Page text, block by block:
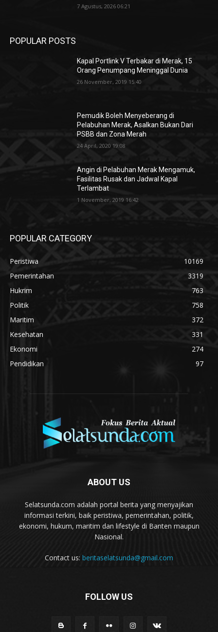
7 Agustus, 2026 06:21
POPULAR POSTS
Kapal Portlink V Terbakar di Merak, 15
Orang Penumpang Meninggal Dunia
26 November, 2019 15:40
Pemudik Boleh Menyeberang di
Pelabuhan Merak, Asalkan Bukan Dari
PSBB dan Zona Merah
24 April, 2020 19:08
Angin di Pelabuhan Merak Mengamuk,
Fasilitas Rusak dan Jadwal Kapal
Terlambat
1 November, 2019 16:42
POPULAR CATEGORY
Peristiwa
10169
Pemerintahan
3319
Hukrim
763
Politik
758
Maritim
372
Kesehatan
331
Ekonomi
274
Pendidikan
97
ABOUT US
Selatsunda.com adalah portal berita yang menyajikan
informasi terkini, baik peristiwa, pemerintahan, politik,
ekonomi, hukum, maritim dan lifestyle di Banten maupun
Nasional.
Contact us: beritaselatsunda@gmail.com
FOLLOW US